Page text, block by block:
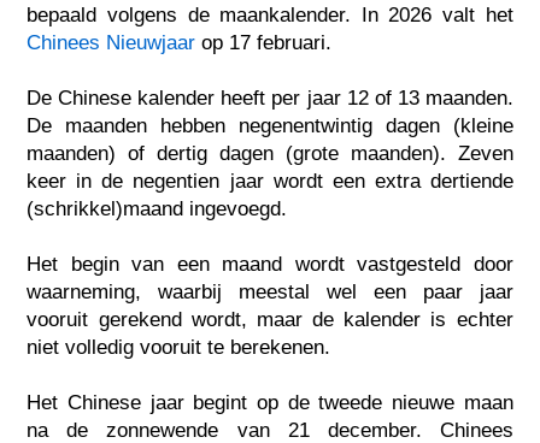
bepaald volgens de maankalender. In 2026 valt het
Chinees Nieuwjaar op 17 februari.
De Chinese kalender heeft per jaar 12 of 13 maanden.
De maanden hebben negenentwintig dagen (kleine
maanden) of dertig dagen (grote maanden). Zeven
keer in de negentien jaar wordt een extra dertiende
(schrikkel)maand ingevoegd.
Het begin van een maand wordt vastgesteld door
waarneming, waarbij meestal wel een paar jaar
vooruit gerekend wordt, maar de kalender is echter
niet volledig vooruit te berekenen.
Het Chinese jaar begint op de tweede nieuwe maan
na de zonnewende van 21 december. Chinees